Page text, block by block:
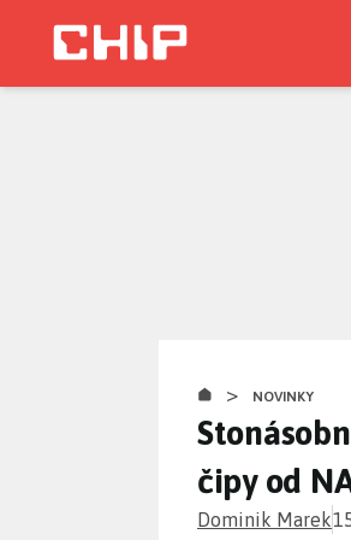
> NOVINKY
čipy od
Dominik Marek